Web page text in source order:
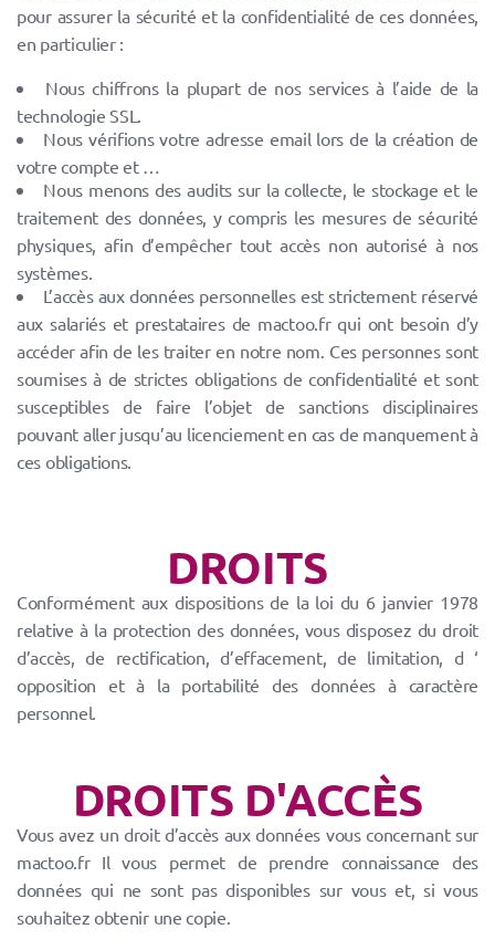
pour assurer la sécurité et la confidentialité de ces données,
en particulier :
Nous chiffrons la plupart de nos services à l’aide de la
technologie SSL.
Nous vérifions votre adresse email lors de la création de
votre compte et …
Nous menons des audits sur la collecte, le stockage et le
traitement des données, y compris les mesures de sécurité
physiques, afin d’empêcher tout accès non autorisé à nos
systèmes.
L’accès aux données personnelles est strictement réservé
aux salariés et prestataires de mactoo.fr qui ont besoin d’y
accéder afin de les traiter en notre nom. Ces personnes sont
soumises à de strictes obligations de confidentialité et sont
susceptibles de faire l’objet de sanctions disciplinaires
pouvant aller jusqu’au licenciement en cas de manquement à
ces obligations.
DROITS
Conformément aux dispositions de la loi du 6 janvier 1978
relative à la protection des données, vous disposez du droit
d’accès, de rectification, d’effacement, de limitation, d ‘
opposition et à la portabilité des données à caractère
personnel.
DROITS D'ACCÈS
Vous avez un droit d’accès aux données vous concernant sur
mactoo.fr Il vous permet de prendre connaissance des
données qui ne sont pas disponibles sur vous et, si vous
souhaitez obtenir une copie.